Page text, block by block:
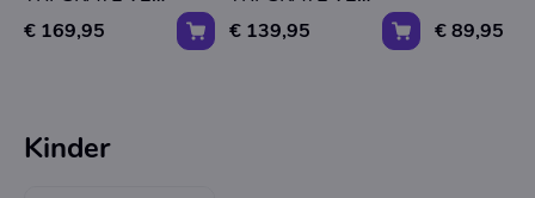
110MM - BLACK -
COMPLETE INLINE
€ 169,95
110MM - SILVER -
COMPLETE INLINE
€ 139,95 € 89,95
Kinder